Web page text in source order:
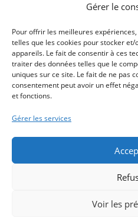
Gérer le
Pour offrir les meilleures
telles que les cookies pour stocker
appareils. Le fait de consentir à ces
traiter des données telles que le
uniques sur ce site. Le fait de ne pas
consentement peut avoir un effet
et fonctions.
Gérer les services
Voir les
Article précédent
Carnet Daurelly – du 18 juin
Carnet Daurelly – du